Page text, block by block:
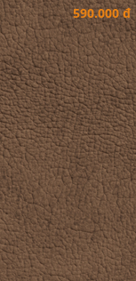
590.000 đ